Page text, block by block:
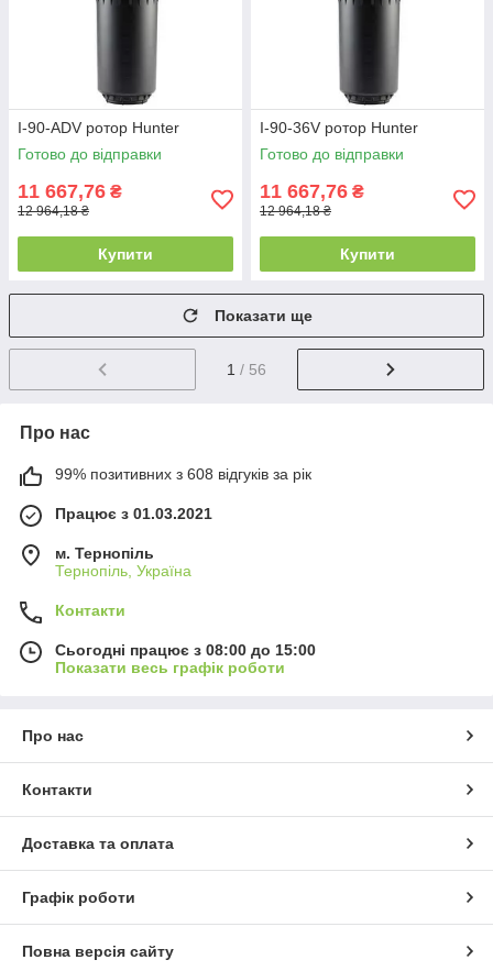
I-90-ADV ротор Hunter
Готово до відправки
11 667,76 ₴
12 964,18 ₴
Купити
I-90-36V ротор Hunter
Готово до відправки
11 667,76 ₴
12 964,18 ₴
Купити
Показати ще
1 / 56
Про нас
99% позитивних з 608 відгуків за рік
Працює з 01.03.2021
м. Тернопіль
Тернопіль, Україна
Контакти
Сьогодні працює з 08:00 до 15:00
Показати весь графік роботи
Про нас
Контакти
Доставка та оплата
Графік роботи
Повна версія сайту